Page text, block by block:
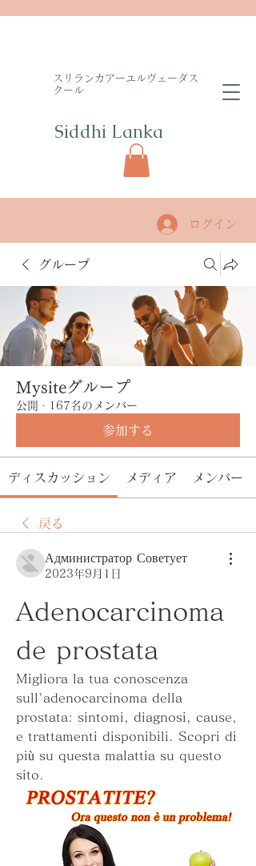
​スリランカアーユルヴェーダス
クール
Siddhi Lanka​
ログイン
グループ
Mysiteグループ
公開 · 167名のメンバー
参加する
ディスカッション メディア メンバー
戻る
Администратор Советует
2023年9月1日
Adenocarcinoma
de prostata
Migliora la tua conoscenza
sull'adenocarcinoma della
prostata: sintomi, diagnosi, cause,
e trattamenti disponibili. Scopri di
più su questa malattia su questo
sito.